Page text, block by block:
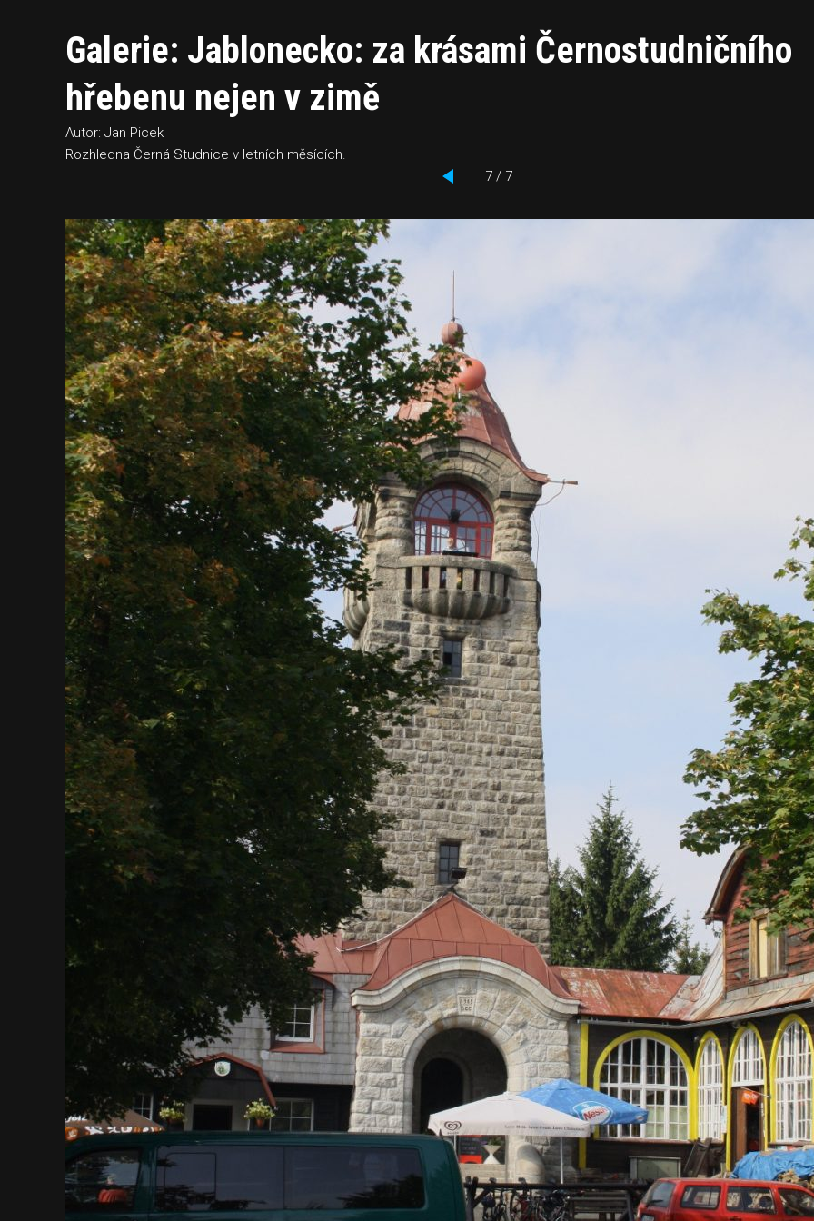
Galerie: Jablonecko: za krásami Černostudničního
hřebenu nejen v zimě
Autor: Jan Picek
Rozhledna Černá Studnice v letních měsících.
7 / 7